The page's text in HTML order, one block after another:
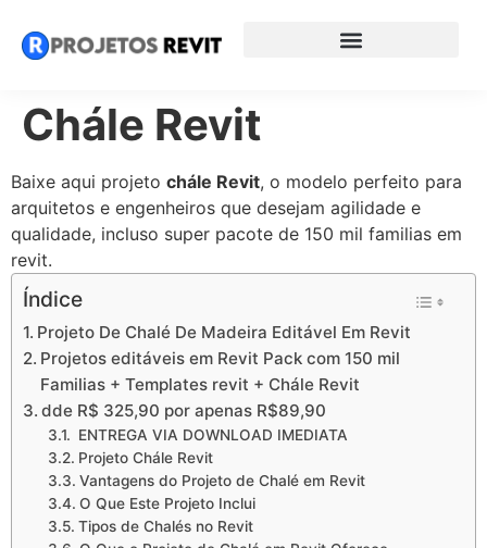
Chále Revit
Baixe aqui projeto chále Revit, o modelo perfeito para
arquitetos e engenheiros que desejam agilidade e
qualidade, incluso super pacote de 150 mil familias em
revit.
Índice
Projeto De Chalé De Madeira Editável Em Revit
Projetos editáveis em Revit Pack com 150 mil
Familias + Templates revit + Chále Revit
dde R$ 325,90 por apenas R$89,90
ENTREGA VIA DOWNLOAD IMEDIATA
Projeto Chále Revit
Vantagens do Projeto de Chalé em Revit
O Que Este Projeto Inclui
Tipos de Chalés no Revit